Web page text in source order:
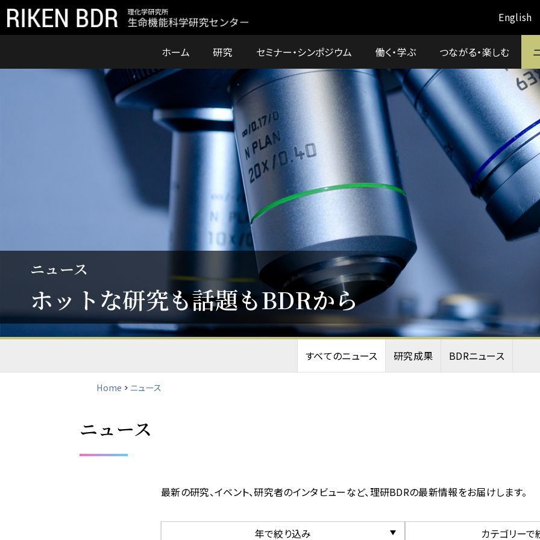
English
ホーム 研究 セミナー・シンポジウム 働く・学ぶ つながる・楽しむ
ニュース
ホットな研究も話題もBDRから
すべてのニュース 研究成果 BDRニュース
Home ニュース
ニュース
最新の研究、イベント、研究者のインタビューなど、理研BDRの最新情報をお届けします。
年で絞り込み カテゴリーで